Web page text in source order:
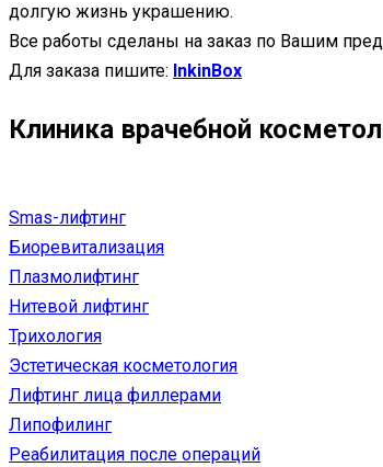
долгую жизнь украшению.
Все работы сделаны на заказ по Вашим
Для заказа пишите: InkinBox
Клиника врачебной
Smas-лифтинг
Биоревитализация
Плазмолифтинг
Нитевой лифтинг
Трихология
Эстетическая косметология
Лифтинг лица филлерами
Липофилинг
Реабилитация после операций